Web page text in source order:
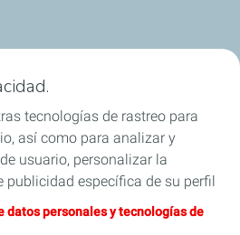
tecnologías de rastreo para
así como para analizar y
usuario, personalizar la
publicidad específica de su perfil
sitios asociados, y permitirle
en las redes sociales. Puede
datos personales y tecnologías de